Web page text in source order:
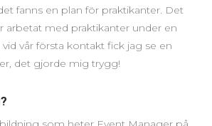
fanns en plan för praktikanter. Det
arbetat med praktikanter under en
vår första kontakt fick jag se en
det gjorde mig trygg!